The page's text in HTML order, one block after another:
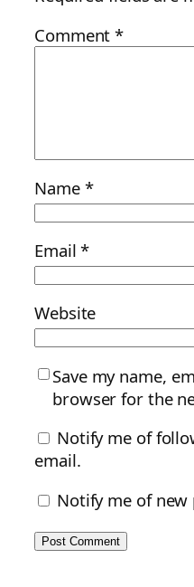
Comment*
Name *
Email*
Website
Save my name,
browser for the
Notify me of
email.
Notify me of new